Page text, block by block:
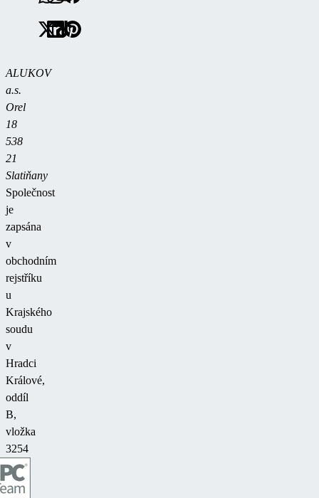
ALUKOV
a.s.
Orel
18
538
21
Slatiňany
Společnost
je
zapsána
v
obchodním
rejstříku
u
Krajského
soudu
v
Hradci
Králové,
oddíl
B,
vložka
3254